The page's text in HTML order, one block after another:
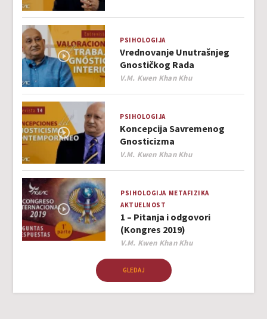
PSIHOLOGIJA
Vrednovanje Unutrašnjeg
Gnostičkog Rada
Author
V.M. Kwen Khan Khu
PSIHOLOGIJA
Koncepcija Savremenog
Gnosticizma
Author
V.M. Kwen Khan Khu
PSIHOLOGIJA METAFIZIKA
AKTUELNOST
1 – Pitanja i odgovori
(Kongres 2019)
Author
V.M. Kwen Khan Khu
GLEDAJ